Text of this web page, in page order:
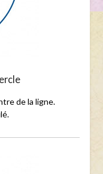
de la ligne.